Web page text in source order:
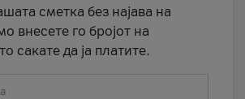
сметка без најава на
внесете го бројот на
сакате да ја платите.